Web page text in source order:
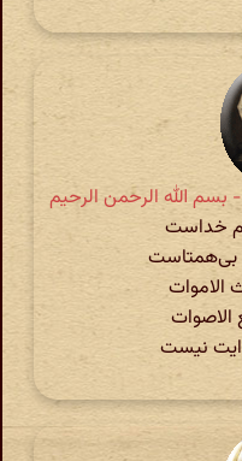
خداست
بی‌همتاست
الاموات
الاصوات
نیست